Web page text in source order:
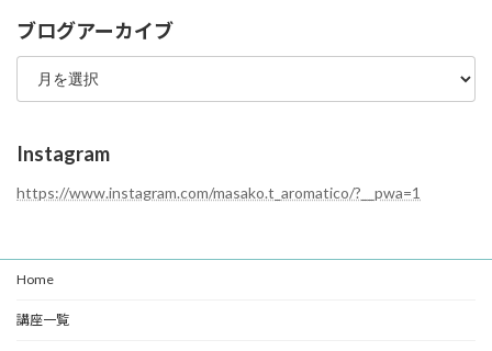
テ
ゴ
リ
ブログアーカイブ
ブ
グ
ー
カ
イ
Instagram
https://www.instagram.com/masako.t_aromatico/?__pwa=1
Home
講座一覧